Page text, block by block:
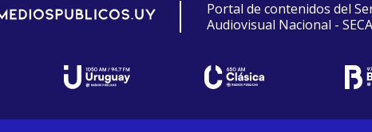
Portal de contenidos del
Audiovisual Nacional -